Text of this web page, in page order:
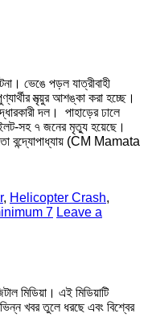
ভেঙে পড়ল যাত্রীবাহী
মৃত্য়ুর আশঙ্কা করা হচ্ছে।
দল। পাহাড়ের ঢালে
সহ ৭ জনের মৃত্যু হয়েছে।
বন্দ্যোপাধ্যায় (CM Mamata
, Helicopter Crash,
7 Leave a
মিডিয়া। এই মিডিয়াটি
খবর তুলে ধরছে এবং বিশ্বের